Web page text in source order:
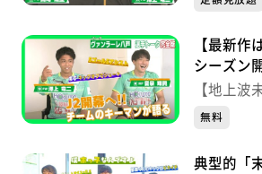
【最新作
シーズン
数1位の
る ヴァ
【地上波
ラーレ八
無料
典型的「